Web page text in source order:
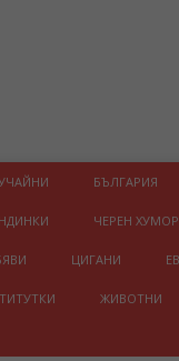
БЪЛГАРИЯ
ЧЕРЕН ХУМОР
ЦИГАНИ
ЖИВОТНИ